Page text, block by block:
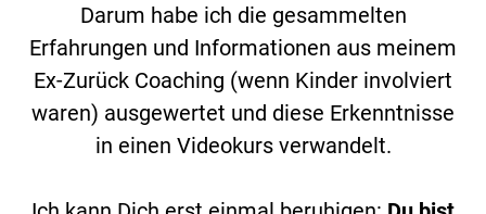
Darum habe ich die gesammelten
Erfahrungen und Informationen aus meinem
Ex-Zurück Coaching (wenn Kinder involviert
waren) ausgewertet und diese Erkenntnisse
in einen Videokurs verwandelt.